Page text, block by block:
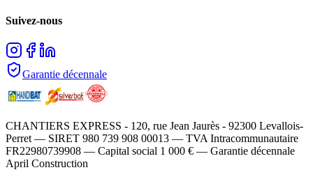
Suivez-nous
Garantie décennale
CHANTIERS EXPRESS - 120, rue Jean Jaurès - 92300 Levallois-
Perret — SIRET 980 739 908 00013 — TVA Intracommunautaire
FR22980739908 — Capital social 1 000 € — Garantie décennale
April Construction